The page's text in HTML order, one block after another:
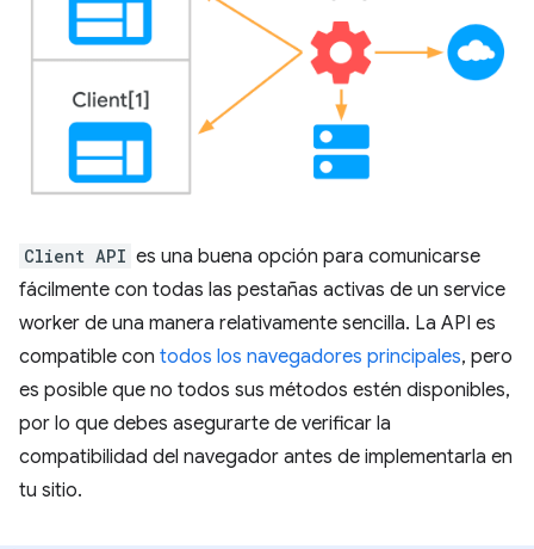
Client API es una buena opción para comunicarse
fácilmente con todas las pestañas activas de un service
worker de una manera relativamente sencilla. La API es
compatible con todos los navegadores principales, pero
es posible que no todos sus métodos estén disponibles,
por lo que debes asegurarte de verificar la
compatibilidad del navegador antes de implementarla en
tu sitio.